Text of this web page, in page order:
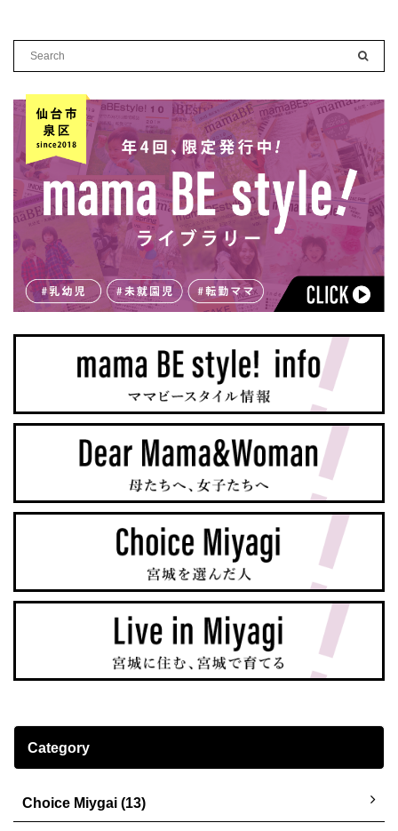
Category
Choice Miygai (13)